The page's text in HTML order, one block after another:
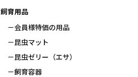
飼育用品
会員様特価の用品
昆虫マット
昆虫ゼリー（エサ）
飼育容器